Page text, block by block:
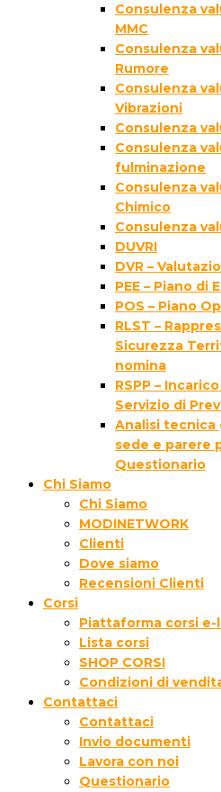
Consulenza
MMC
Consulenza
Rumore
Consulenza
Vibrazioni
Consulenza
Consulenza
fulminazione
Consulenza
Chimico
Consulenza
DUVRI
DVR –
PEE – Piano di
POS – Piano
RLST –
Sicurezza
nomina
RSPP –
Servizio di
Analisi tecnica
sede e parere
Questionario
Chi Siamo
Chi Siamo
MODINETWORK
Clienti
Dove siamo
Recensioni Clienti
Corsi
Piattaforma corsi e-
Lista corsi
SHOP CORSI
Condizioni di
Contattaci
Contattaci
Invio documenti
Lavora con noi
Questionario